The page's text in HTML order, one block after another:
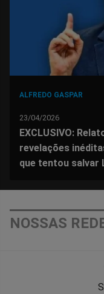
ALFREDO GASPAR
23/04/2026
EXCLUSIVO:
revelações
que tentou salvar
NOSSAS